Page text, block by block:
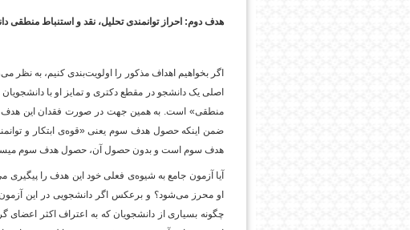
هدف دوم: احراز توانمندی تحلیل، نقد و استنباط منطقی
اگر بخواهیم اهداف مذکور را اولویت‌بندی کنیم، به
اصلی یک دانشجو در مقطع دکتری و تمایز او با
منطقی» است. به همین جهت در صورت فقدان این
ضمن اینکه حصول هدف سوم یعنی «قوه‌ی ابتکار و
هدف سوم است و بدون حصول آن، حصول هدف سوم میسر
آیا آزمون جامع به شیوه‌ی فعلی خود این هدف را پیگیری
او محرز می‌شود؟ و برعکس اگر دانشجویی در این
چگونه بسیاری از دانشجویان که به اعتراف اکثر اعضای